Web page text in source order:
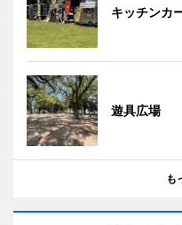
キッチンカ
遊具広場
も